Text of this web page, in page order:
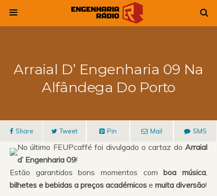
Arraial D’ Engenharia 09 Na
Alfândega Do Porto
Share Tweet Pin Mail SMS
No último FEUPcaffé foi divulgado o cartaz do Arraial
d’ Engenharia 09!
Estão garantidos bons momentos comboa música,
bilhetes e bebidas a preços académicos e muita diversão!